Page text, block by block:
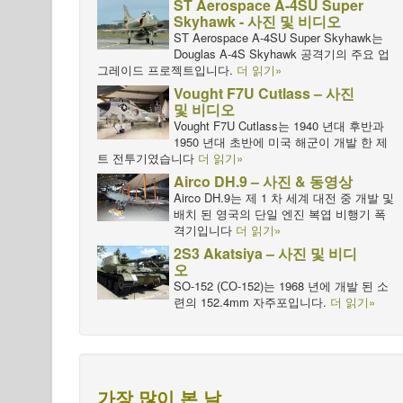
ST Aerospace A-4SU Super
Skyhawk - 사진 및 비디오
ST Aerospace A-4SU Super Skyhawk는
Douglas A-4S Skyhawk 공격기의 주요 업
그레이드 프로젝트입니다. 더 읽기»
Vought F7U Cutlass – 사진
및 비디오
Vought F7U Cutlass는 1940 년대 후반과
1950 년대 초반에 미국 해군이 개발 한 제
트 전투기였습니다 더 읽기»
Airco DH.9 – 사진 & 동영상
Airco DH.9는 제 1 차 세계 대전 중 개발 및
배치 된 영국의 단일 엔진 복엽 비행기 폭
격기입니다 더 읽기»
2S3 Akatsiya – 사진 및 비디
오
SO-152 (СО-152)는 1968 년에 개발 된 소
련의 152.4mm 자주포입니다. 더 읽기»
가장 많이 본 날